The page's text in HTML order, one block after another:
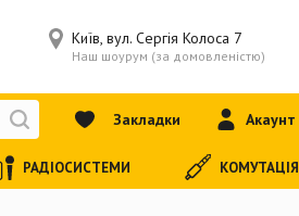
Київ, вул. Сергія Колоса 7
Наш шоурум (за домовленістю)
Закладки Акаунт
РАДІОСИСТЕМИ КОМУТАЦІЯ